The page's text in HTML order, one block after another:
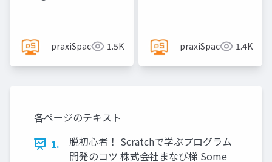
praxiSpace 1.5K praxiSpace 1.4K
各ページのテキスト
1.
脱初心者！ Scratchで学ぶプログラム
開発のコツ 株式会社まなび梯 Some